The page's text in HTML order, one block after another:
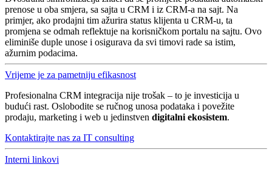
prenose u oba smjera, sa sajta u CRM i iz CRM-a na sajt. Na
primjer, ako prodajni tim ažurira status klijenta u CRM-u, ta
promjena se odmah reflektuje na korisničkom portalu na sajtu. Ovo
eliminiše duple unose i osigurava da svi timovi rade sa istim,
ažurnim podacima.
Vrijeme je za pametniju efikasnost
Profesionalna CRM integracija nije trošak – to je investicija u
budući rast. Oslobodite se ručnog unosa podataka i povežite
prodaju, marketing i web u jedinstven digitalni ekosistem.
Kontaktirajte nas za IT consulting
Interni linkovi